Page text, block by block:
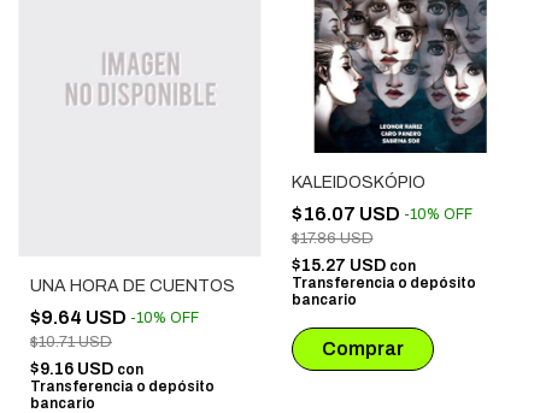
UNA HORA DE CUENTOS
$9.64 USD -10% OFF
$10.71 USD
$9.16 USD con
Transferencia o depósito
bancario
KALEIDOSKÓPIO
$16.07 USD -10% OFF
$17.86 USD
$15.27 USD con
Transferencia o depósito
bancario